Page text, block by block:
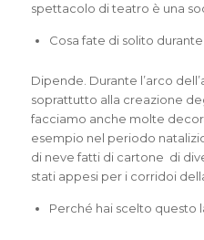
spettacolo di teatro è una
Cosa fate di solito
Dipende. Durante l’arco
soprattutto alla creazione
facciamo anche molte
esempio nel periodo
di neve fatti di cartone di
stati appesi per i corridoi
Perché hai scelto questo